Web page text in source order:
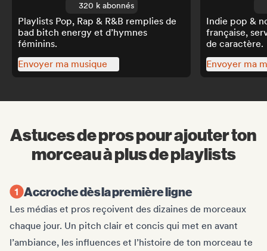
320 k abonnés
Playlists Pop, Rap & R&B remplies de
bad bitch energy et d’hymnes
féminins.
Envoyer ma musique
Indie pop &
française,
de caractère.
Envoyer ma
Astuces de pros pour ajouter ton
morceau à plus de playlists
Accroche dès la première ligne
Les médias et pros reçoivent des dizaines de morceaux
chaque jour. Un pitch clair et concis qui met en avant
l’ambiance, les influences et l’histoire de ton morceau te